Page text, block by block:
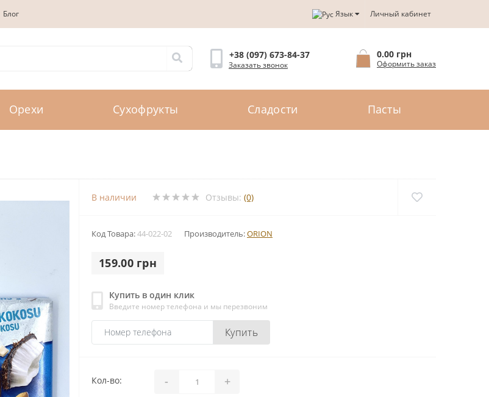
Блог Язык Личный кабинет
+38 (097) 673-84-37
Заказать звонок
0.00 грн
Оформить заказ
Орехи Сухофрукты Сладости Пасты
В наличии Отзывы: (0)
Код Товара:44-022-02 Производитель:ORION
159.00 грн
Купить в один клик
Введите номер телефона и мы перезвоним
Купить
Кол-во: - +